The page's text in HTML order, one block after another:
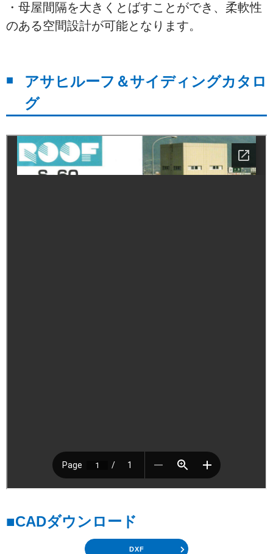
・母屋間隔を大きくとばすことができ、柔軟性
のある空間設計が可能となります。
アサヒルーフ＆サイディングカタロ
グ
■CADダウンロード
DXF